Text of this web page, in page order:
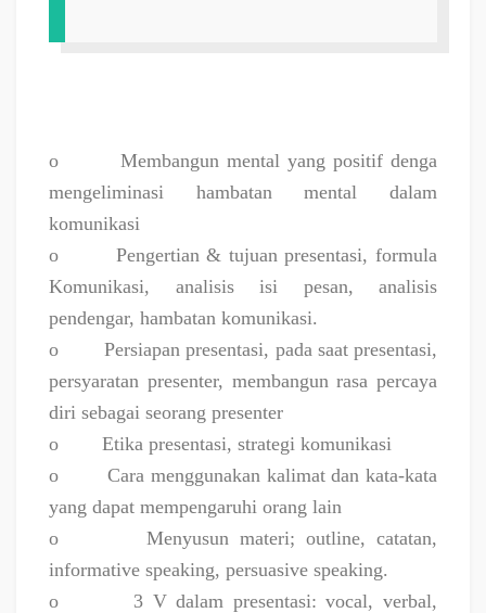
o
Membangun mental yang positif denga
mengeliminasi hambatan mental dalam
komunikasi
o
Pengertian & tujuan presentasi, formula
Komunikasi, analisis isi pesan, analisis
pendengar, hambatan komunikasi.
o
Persiapan presentasi, pada saat presentasi,
persyaratan presenter, membangun rasa percaya
diri sebagai seorang presenter
o
Etika presentasi, strategi komunikasi
o
Cara menggunakan kalimat dan kata-kata
yang dapat mempengaruhi orang lain
o
Menyusun materi; outline, catatan,
informative speaking, persuasive speaking.
o
3 V dalam presentasi: vocal, verbal,